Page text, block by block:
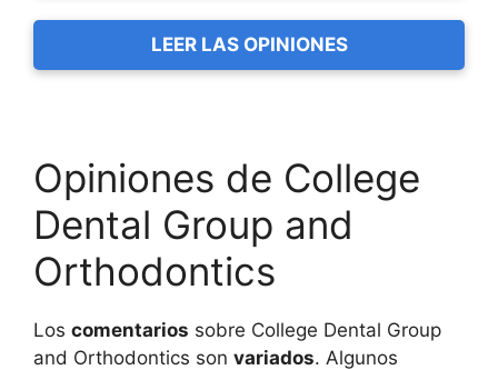
LEER LAS OPINIONES
Opiniones de College
Dental Group and
Orthodontics
Los comentarios sobre College Dental Group
and Orthodontics son variados. Algunos